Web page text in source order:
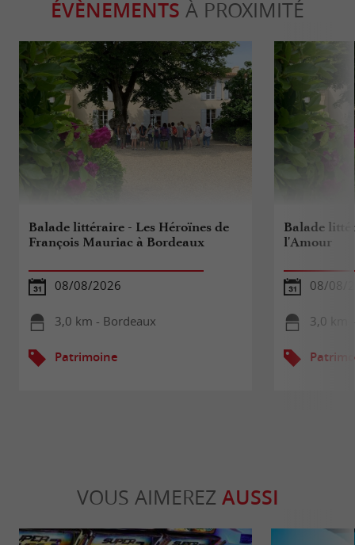
ÉVÈNEMENTS À PROXIMITÉ
Balade littéraire - Les Héroïnes de
François Mauriac à Bordeaux
08/08/2026
3,0 km - Bordeaux
Patrimoine
Balade
l'Amour
08/08/
3,0 km
VOUS AIMEREZ AUSSI